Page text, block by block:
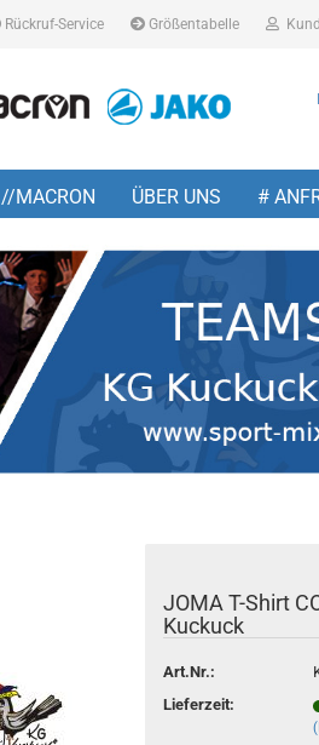
Rückruf-Service Größentabelle
Passwort
Konto erstellen
Passwort vergessen?
//MACRON ÜBER UNS #
JOMA T-Shirt
Kuckuck
Art.Nr.:
Lieferzeit: